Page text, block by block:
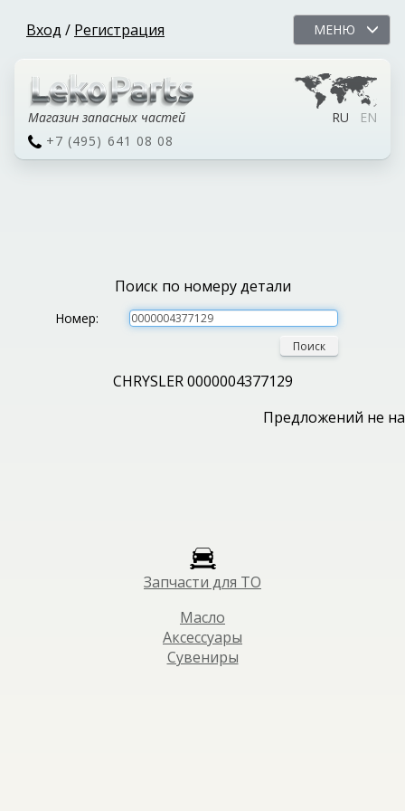
Вход / Регистрация МЕНЮ
Магазин запасных частей RU
EN
+7 (495) 641 08 08
Поиск по номеру детали
Номер:
Поиск
CHRYSLER 0000004377129
Предложений не
Запчасти для ТО
Масло
Аксессуары
Сувениры